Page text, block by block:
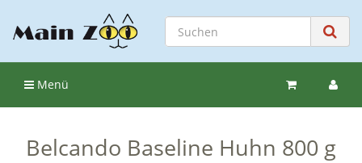
Menü
Belcando Baseline Huhn 800 g